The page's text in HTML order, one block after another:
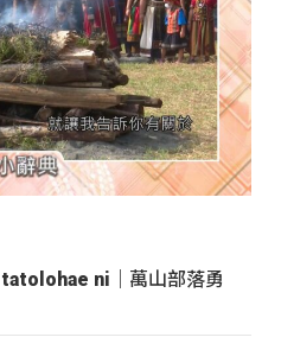
tatolohae ni｜萬山部落勇